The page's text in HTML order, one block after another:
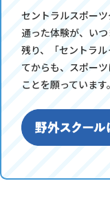
セントラルスポー
通った体験が、い
残り、「セントラ
てからも、スポー
ことを願っています。